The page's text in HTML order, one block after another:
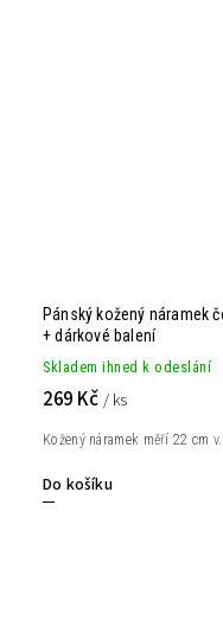
Pánský kožený náramek
+ dárkové balení
Skladem ihned k odeslání
269 Kč / ks
Do košíku
Kožený náramek měří 22 cm